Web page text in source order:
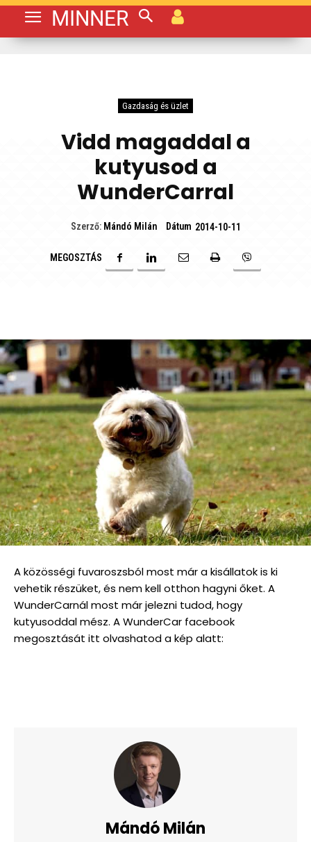
MINNER
Gazdaság és üzlet
Vidd magaddal a
kutyusod a
WunderCarral
Szerző: Mándó Milán Dátum 2014-10-11
MEGOSZTÁS
A közösségi fuvaroszsból most már a kisállatok is ki
vehetik részüket, és nem kell otthon hagyni őket. A
WunderCarnál most már jelezni tudod, hogy
kutyusoddal mész. A WunderCar facebook
megosztását itt olvashatod a kép alatt:
Mándó Milán